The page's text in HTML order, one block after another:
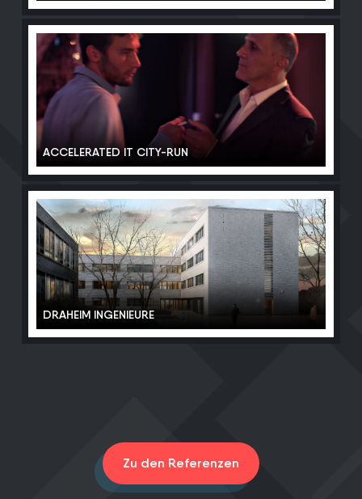
DRAHEIM INGENIEURE
ACCELERATED IT CITY-RUN
Zu den Referenzen